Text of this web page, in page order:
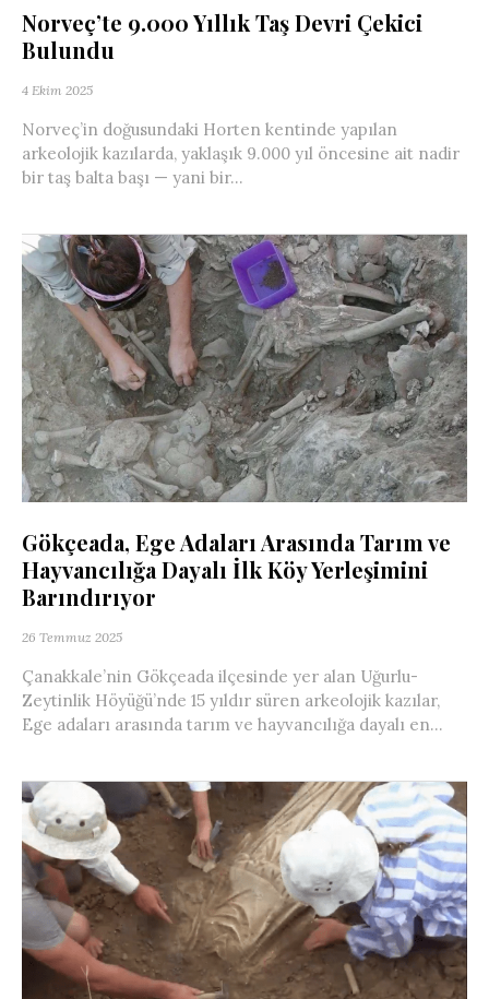
Norveç’te 9.000 Yıllık Taş Devri Çekici
Bulundu
4 Ekim 2025
Norveç’in doğusundaki Horten kentinde yapılan
arkeolojik kazılarda, yaklaşık 9.000 yıl öncesine ait nadir
bir taş balta başı — yani bir...
Gökçeada, Ege Adaları Arasında Tarım ve
Hayvancılığa Dayalı İlk Köy Yerleşimini
Barındırıyor
26 Temmuz 2025
Çanakkale’nin Gökçeada ilçesinde yer alan Uğurlu-
Zeytinlik Höyüğü’nde 15 yıldır süren arkeolojik kazılar,
Ege adaları arasında tarım ve hayvancılığa dayalı en...